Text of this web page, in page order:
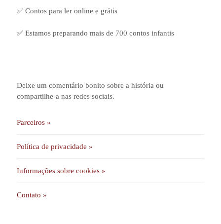
✅ Contos para ler online e grátis
✅ Estamos preparando mais de 700 contos infantis
Deixe um comentário bonito sobre a história ou
compartilhe-a nas redes sociais.
Parceiros »
Política de privacidade »
Informações sobre cookies »
Contato »